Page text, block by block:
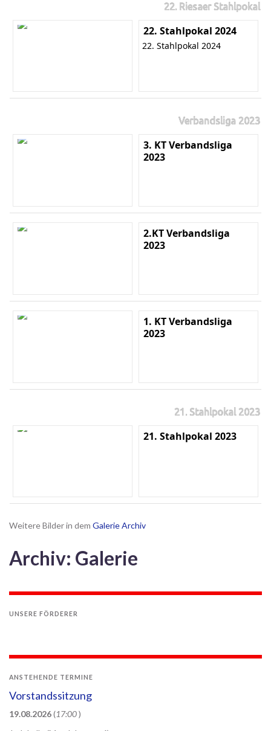
22. Riesaer Stahlpokal
22. Stahlpokal 2024
22. Stahlpokal 2024
Verbandsliga 2023
3. KT Verbandsliga
2023
2.KT Verbandsliga
2023
1. KT Verbandsliga
2023
21. Stahlpokal 2023
21. Stahlpokal 2023
Weitere Bilder in dem Galerie Archiv
Archiv: Galerie
UNSERE FÖRDERER
ANSTEHENDE TERMINE
Vorstandssitzung
19.08.2026(17:00)